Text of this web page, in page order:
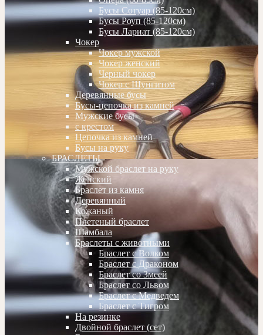
Бусы Сотуар (85-120см)
Бусы Роуп (85-120см)
Бусы Лариат (85-120см)
Чокер
Чокер мужской
Чокер женский
Черный чокер
Чокер с Шунгитом
Деревянные бусы
Бусы-цепочка из камней
Мужские бусы
с крестом
Цепочка из камней
Бусы на руку
БРАСЛЕТЫ
Мужской браслет на руку
Женский
Браслет из камня
Деревянный
Кожаный
Плетеный браслет
Шамбала
Браслеты с животными
Браслет с Волком
Браслет с Драконом
Браслет со Змеей
Браслет со Львом
Браслет с Медведем
Браслет с Тигром
На резинке
Двойной браслет (сет)